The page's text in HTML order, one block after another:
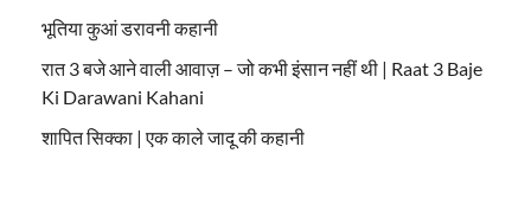
भूतिया कुआं डरावनी कहानी
रात 3 बजे आने वाली आवाज़ – जो कभी इंसान नहीं थी | Raat 3 Baje
Ki Darawani Kahani
शापित सिक्का | एक काले जादू की कहानी